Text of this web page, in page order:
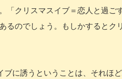
「クリスマスイブ＝恋人と過ご
るのでしょう。もしかするとク
に誘うということは、それほ